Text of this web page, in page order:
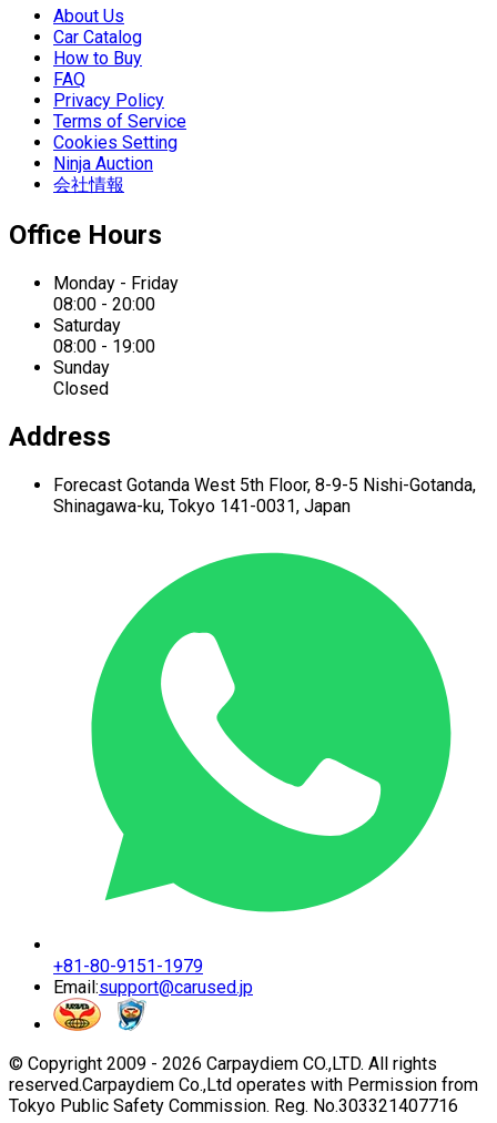
About Us
Car Catalog
How to Buy
FAQ
Privacy Policy
Terms of Service
Cookies Setting
Ninja Auction
会社情報
Office Hours
Monday - Friday
08:00 - 20:00
Saturday
08:00 - 19:00
Sunday
Closed
Address
Forecast Gotanda West 5th Floor, 8-9-5 Nishi-Gotanda,
Shinagawa-ku, Tokyo 141-0031, Japan
+81-80-9151-1979
Email:support@carused.jp
© Copyright 2009 - 2026 Carpaydiem CO.,LTD. All rights
reserved.Carpaydiem Co.,Ltd operates with Permission from
Tokyo Public Safety Commission. Reg. No.303321407716